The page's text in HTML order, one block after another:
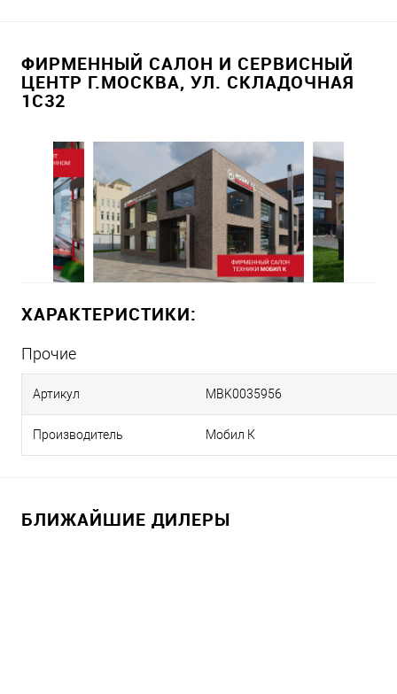
ФИРМЕННЫЙ САЛОН И СЕРВИСНЫЙ
ЦЕНТР Г.МОСКВА, УЛ. СКЛАДОЧНАЯ
1С32
ХАРАКТЕРИСТИКИ:
Прочие
Артикул MBK0035956
Производитель Мобил К
БЛИЖАЙШИЕ ДИЛЕРЫ